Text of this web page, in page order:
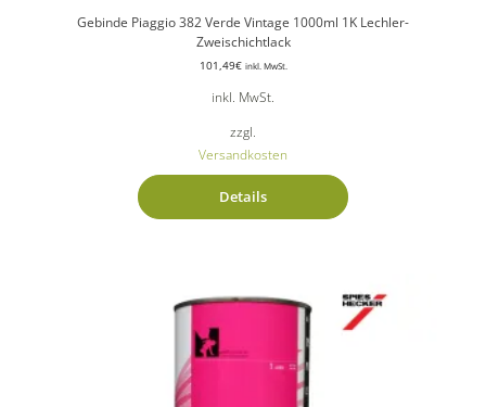
Gebinde Piaggio 382 Verde Vintage 1000ml 1K Lechler-
Zweischichtlack
101,49€ inkl. MwSt.
inkl. MwSt.
zzgl.
Versandkosten
Details